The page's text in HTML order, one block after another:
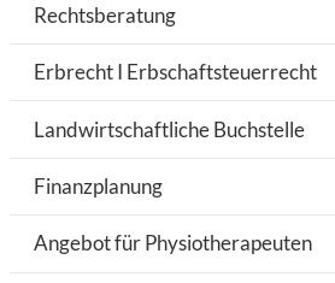
Rechtsberatung
Erbrecht I Erbschaftsteuerrecht
Landwirtschaftliche Buchstelle
Finanzplanung
Angebot für Physiotherapeuten